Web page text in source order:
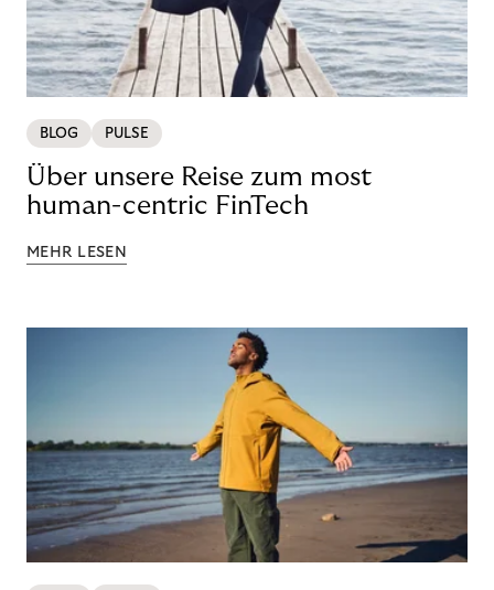
BLOG PULSE
Über unsere Reise zum most
human-centric FinTech
MEHR LESEN